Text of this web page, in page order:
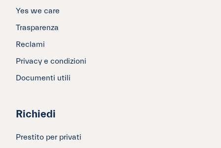
Yes we care
Trasparenza
Reclami
Privacy e condizioni
Documenti utili
Richiedi
Prestito per privati